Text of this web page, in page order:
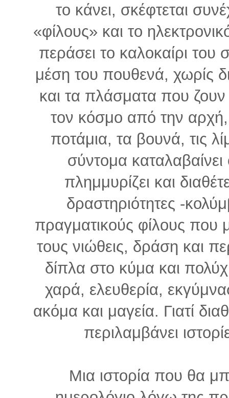
το κάνει, σκέφτεται
«φίλους» και το
περάσει το καλοκαίρι
μέση του πουθενά, χωρίς
και τα πλάσματα που ζουν
τον κόσμο από την
ποτάμια, τα βουνά, τις
σύντομα
πλημμυρίζει και
δραστηριότητες -
πραγματικούς φίλους που
τους νιώθεις, δράση και
δίπλα στο κύμα και
χαρά, ελευθερία,
ακόμα και μαγεία. Γιατί
περιλαμβάνει
Μια ιστορία που θα